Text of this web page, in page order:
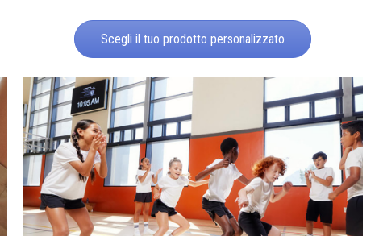
Scegli il tuo prodotto personalizzato